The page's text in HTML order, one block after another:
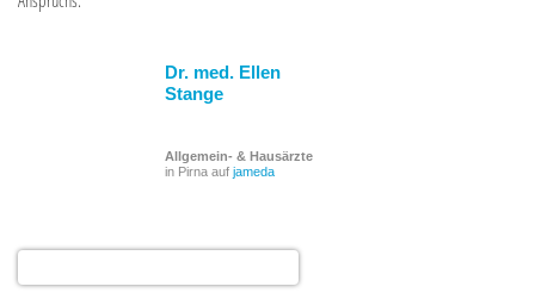
Dr. med. Ellen
Stange
Allgemein- & Hausärzte
in Pirna auf jameda